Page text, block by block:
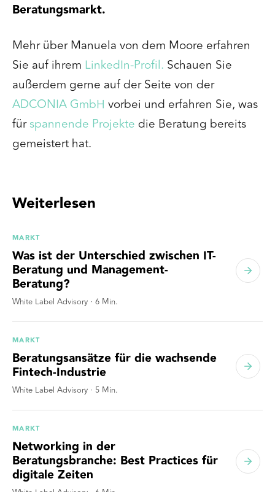
Beratungsmarkt.
Mehr über Manuela von dem Moore erfahren
Sie auf ihrem LinkedIn-Profil. Schauen Sie
außerdem gerne auf der Seite von der
ADCONIA GmbH vorbei und erfahren Sie, was
fürspannende Projekte die Beratung bereits
gemeistert hat.
Weiterlesen
MARKT
Was ist der Unterschied zwischen IT-
Beratung und Management-
Beratung?
White Label Advisory · 6 Min.
MARKT
Beratungsansätze für die wachsende
Fintech-Industrie
White Label Advisory · 5 Min.
MARKT
Networking in der
Beratungsbranche: Best Practices für
digitale Zeiten